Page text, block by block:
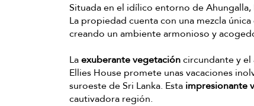
Situada en el idílico entorno de
La propiedad cuenta con una mezcla
creando un ambiente armonioso y
Laexuberante vegetacióncircundante y
Ellies House promete unas vacaciones
suroeste de Sri Lanka. Esta impresionante
cautivadora región.